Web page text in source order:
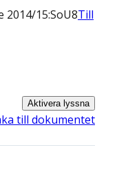
15:SoU8Till
Aktivera lyssna
till dokumentet